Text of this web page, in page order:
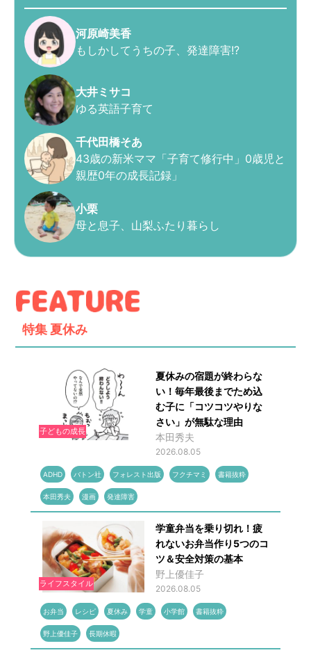
河原崎美香
もしかしてうちの子、発達障害!?
大井ミサコ
ゆる英語子育て
千代田橋そあ
43歳の新米ママ「子育て修行中」0歳児と
親歴0年の成長記録」
小栗
母と息子、山梨ふたり暮らし
特集 夏休み
子どもの成長
夏休みの宿題が終わらな
い！毎年最後までため込
む子に「コツコツやりな
さい」が無駄な理由
本田秀夫
2026.08.05
ADHD バトン社 フォレスト出版 フクチマミ 書籍抜粋
本田秀夫 漫画 発達障害
ライフスタイル
学童弁当を乗り切れ！疲
れないお弁当作り5つのコ
ツ＆安全対策の基本
野上優佳子
2026.08.05
お弁当 レシピ 夏休み 学童 小学館 書籍抜粋
野上優佳子 長期休暇